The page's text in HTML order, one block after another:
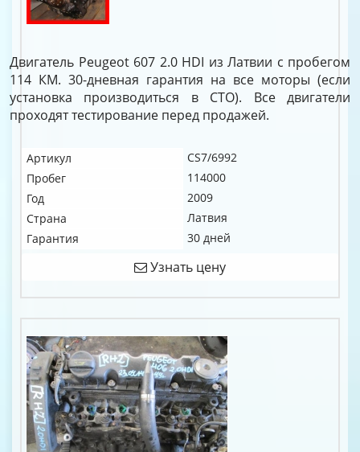
Двигатель Peugeot 607 2.0 HDI из Латвии с пробегом
114 КМ. 30-дневная гарантия на все моторы (если
установка производиться в СТО). Все двигатели
проходят тестирование перед продажей.
Артикул
CS7/6992
Пробег
114000
Год
2009
Страна
Латвия
Гарантия
30 дней
Узнать цену